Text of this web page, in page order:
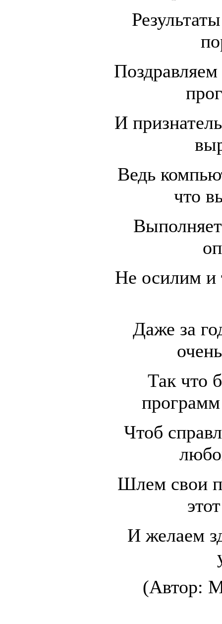
Поздравляем
И
Ведь
что
Не осилим и
Даже за
Так что
Чтоб
Шлем свои
И желаем
(Автор: